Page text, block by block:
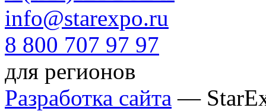
info@starexpo.ru
8 800 707 97 97
для регионов
Разработка сайта —